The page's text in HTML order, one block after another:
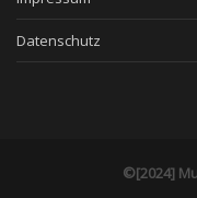
Datenschutz
©[2024]